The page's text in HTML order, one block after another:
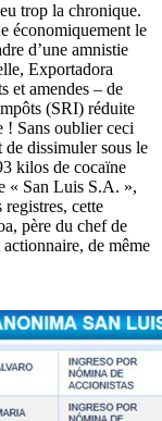
trop la chronique.
économiquement le
d’une amnistie
Exportadora
et amendes – de
(SRI) réduite
! Sans oublier ceci
de dissimuler sous le
kilos de cocaïne
« San Luis S.A. »,
registres, cette
père du chef de
de même